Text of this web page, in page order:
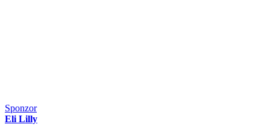
Sponzor
Eli Lilly